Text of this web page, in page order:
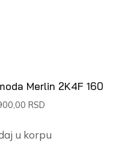
Merlin 2K4F 160
RSD
u korpu